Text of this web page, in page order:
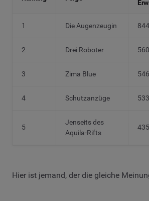
1 Die Augenzeugin 844
2 Drei Roboter 560
3 Zima Blue 546
4 Schutzanzüge 533
5
Jenseits des
Aquila-Rifts
435
Hier ist jemand, der die gleiche